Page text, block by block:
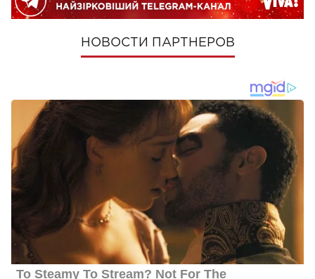
НОВОСТИ ПАРТНЕРОВ